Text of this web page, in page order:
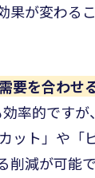
果が変わる
要を合わせ
率的ですが
ット」や「
削減が可能で